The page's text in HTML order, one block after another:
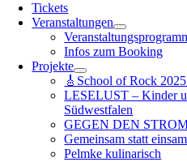
Tickets
Veranstaltungen
Infos zum Booking
Projekte
🎸School of Rock
LESELUST – Kinder
Südwestfalen
GEGEN DEN
Gemeinsam statt einsam
Pelmke kulinarisch